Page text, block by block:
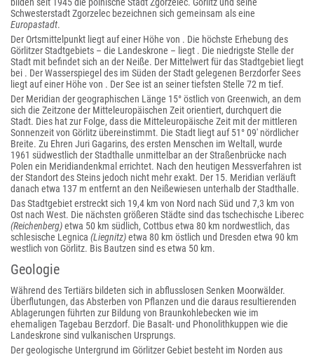
Schwesterstadt Zgorzelec bezeichnen sich gemeinsam als eine
Europastadt.
Der Ortsmittelpunkt liegt auf einer Höhe von . Die höchste Erhebung des
Görlitzer Stadtgebiets – die Landeskrone – liegt . Die niedrigste Stelle der
Stadt mit befindet sich an der Neiße. Der Mittelwert für das Stadtgebiet liegt
bei . Der Wasserspiegel des im Süden der Stadt gelegenen Berzdorfer Sees
liegt auf einer Höhe von . Der See ist an seiner tiefsten Stelle 72 m tief.
Der Meridian der geographischen Länge 15° östlich von Greenwich, an dem
sich die Zeitzone der Mitteleuropäischen Zeit orientiert, durchquert die
Stadt. Dies hat zur Folge, dass die Mitteleuropäische Zeit mit der mittleren
Sonnenzeit von Görlitz übereinstimmt. Die Stadt liegt auf 51° 09′ nördlicher
Breite. Zu Ehren Juri Gagarins, des ersten Menschen im Weltall, wurde
1961 südwestlich der Stadthalle unmittelbar an der Straßenbrücke nach
Polen ein Meridiandenkmal errichtet. Nach den heutigen Messverfahren ist
der Standort des Steins jedoch nicht mehr exakt. Der 15. Meridian verläuft
danach etwa 137 m entfernt an den Neißewiesen unterhalb der Stadthalle.
Das Stadtgebiet erstreckt sich 19,4 km von Nord nach Süd und 7,3 km von
Ost nach West. Die nächsten größeren Städte sind das tschechische Liberec
(Reichenberg)etwa 50 km südlich, Cottbus etwa 80 km nordwestlich, das
schlesische Legnica (Liegnitz)etwa 80 km östlich und Dresden etwa 90 km
westlich von Görlitz. Bis Bautzen sind es etwa 50 km.
Geologie
Während des Tertiärs bildeten sich in abflusslosen Senken Moorwälder.
Überflutungen, das Absterben von Pflanzen und die daraus resultierenden
Ablagerungen führten zur Bildung von Braunkohlebecken wie im
ehemaligen Tagebau Berzdorf. Die Basalt- und Phonolithkuppen wie die
Landeskrone sind vulkanischen Ursprungs.
Der geologische Untergrund im Görlitzer Gebiet besteht im Norden aus